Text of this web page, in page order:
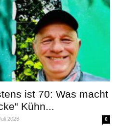
ist 70: Was macht
Kühn...
2026 0